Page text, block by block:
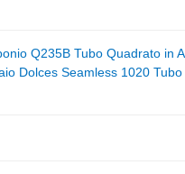
Q235B Tubo Quadrato in
Dolces Seamless 1020